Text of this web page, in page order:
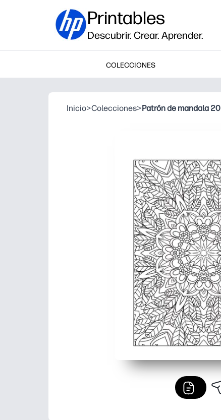
Printables
Descubrir. Crear. Aprender.
COLECCIONES
Inicio>Colecciones>Patrón de mandala 20